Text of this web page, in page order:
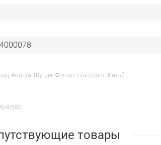
Ронгуи, Шунде, Фошан, Гуангдонг, Китай
8-500
товары